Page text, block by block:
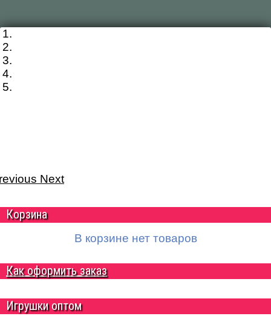
Next
Корзина
В корзине нет товаров
Как оформить заказ
Игрушки оптом